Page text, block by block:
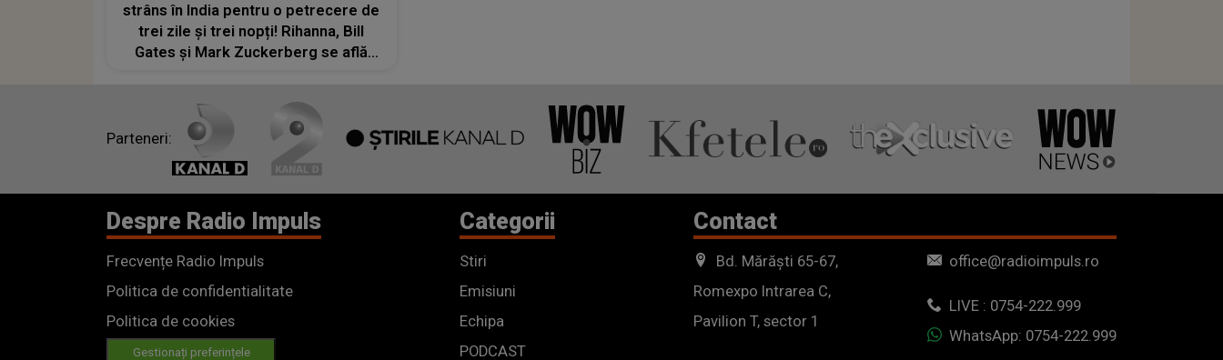
strâns în India pentru o petrecere de
trei zile și trei nopți! Rihanna, Bill
Gates şi Mark Zuckerberg se află
Parteneri:
Despre Radio Impuls
Frecvențe Radio Impuls
Politica de confidentialitate
Politica de cookies
Gestionați preferințele
Categorii
Stiri
Emisiuni
Echipa
PODCAST
Contact
Bd. Mărăști 65-67,
Romexpo Intrarea C,
Pavilion T, sector 1
office@radioimpuls.ro
LIVE : 0754-222.999
WhatsApp: 0754-222.999